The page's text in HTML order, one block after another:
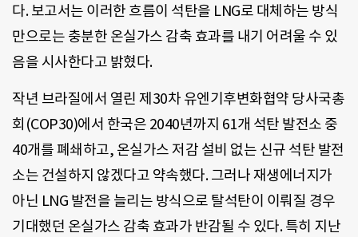
다. 보고서는 이러한 흐름이 석탄을 LNG로 대체하는 방식
만으로는 충분한 온실가스 감축 효과를 내기 어려울 수 있
음을 시사한다고 밝혔다.
작년 브라질에서 열린 제30차 유엔기후변화협약 당사국총
회(COP30)에서 한국은 2040년까지 61개 석탄 발전소 중
40개를 폐쇄하고, 온실가스 저감 설비 없는 신규 석탄 발전
소는 건설하지 않겠다고 약속했다. 그러나 재생에너지가
아닌 LNG 발전을 늘리는 방식으로 탈석탄이 이뤄질 경우
기대했던 온실가스 감축 효과가 반감될 수 있다. 특히 지난